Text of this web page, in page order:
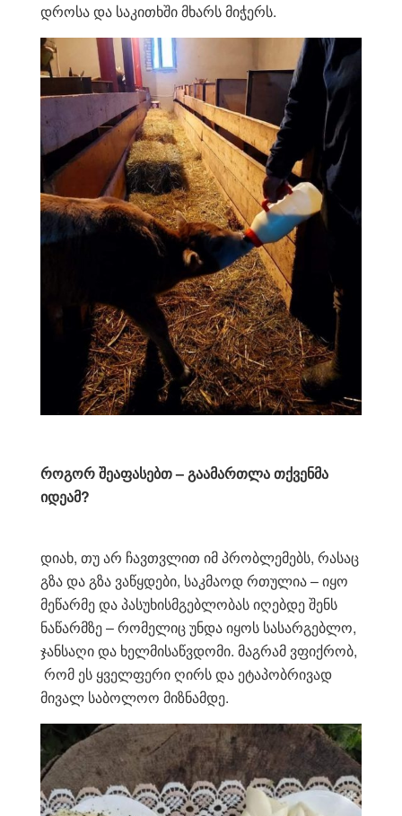
დროსა და საკითხში მხარს მიჭერს.
როგორ შეაფასებთ – გაამართლა თქვენმა
იდეამ?
დიახ, თუ არ ჩავთვლით იმ პრობლემებს, რასაც
გზა და გზა ვაწყდები, საკმაოდ რთულია – იყო
მეწარმე და პასუხისმგებლობას იღებდე შენს
ნაწარმზე – რომელიც უნდა იყოს სასარგებლო,
ჯანსაღი და ხელმისაწვდომი. მაგრამ ვფიქრობ,
რომ ეს ყველფერი ღირს და ეტაპობრივად
მივალ საბოლოო მიზნამდე.